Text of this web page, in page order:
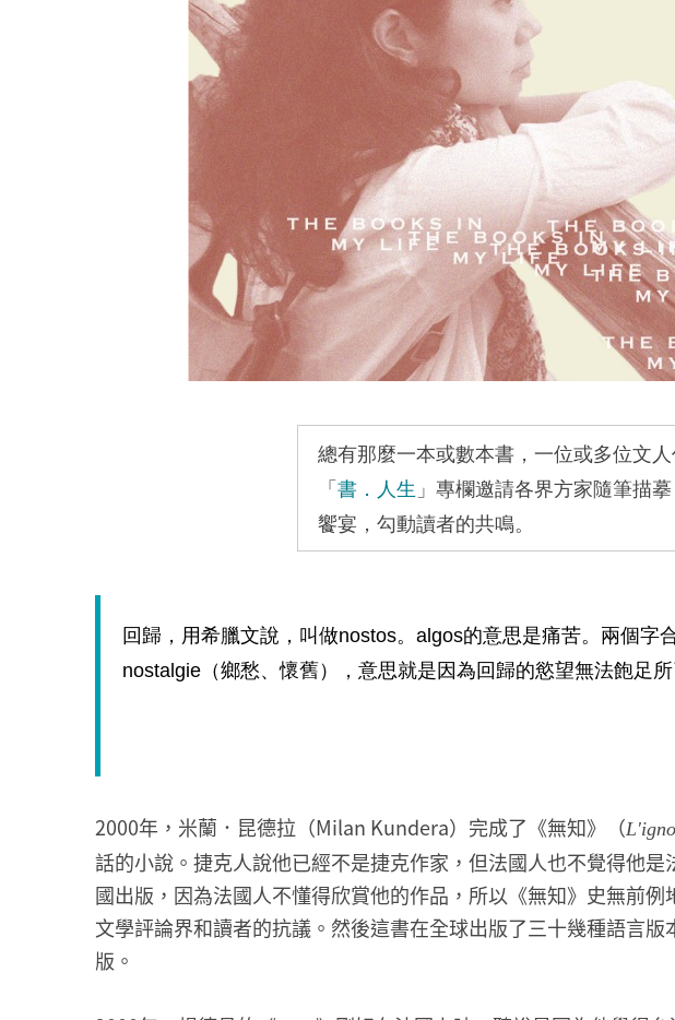
總有那麼一本或數本書，一位或多位文
「 書．人生 」專欄邀請各界方家隨筆描
饗宴，勾動讀者的共鳴。
回歸，用希臘文說，叫做nostos。 algos的意思是痛苦。兩個字
nostalgie （鄉愁、懷舊），意思就是因為回歸的慾望無法飽足所
2000年，米蘭．昆德拉（Milan Kundera）完成了《無知》（
話的小說。捷克人說他已經不是捷克作家，但法國人也不覺得他
國出版，因為法國人不懂得欣賞他的作品，所以《無知》史無前
文學評論界和讀者的抗議。然後這書在全球出版了三十幾種語言
版。